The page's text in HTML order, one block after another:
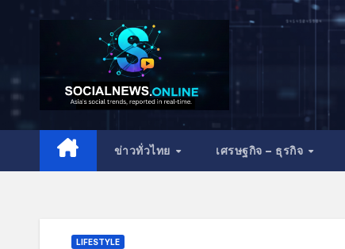
ข่าวทั่วไทย เศรษฐกิจ – ธุรกิจ
LIFESTYLE